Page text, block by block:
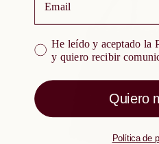
He leído y aceptado la
He leído y aceptado la
y quiero recibir
Quiero
Política de